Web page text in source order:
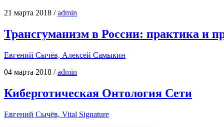
21 марта 2018 /admin
Трансгуманизм в России: практика и
Евге­ний Сычёв, Алек­сей Самыкин
04 марта 2018 /admin
Киберготическая Онтология Сети
Евге­ний Сычёв, Vital Signature